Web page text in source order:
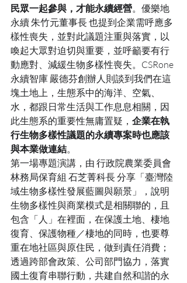
民眾一起參與，才能永續經營。優樂地
永續 朱竹元董事長 也提到企業需呼應多
樣性喪失，並對此議題注重與落實，以
喚起大眾對迫切與重要，並呼籲要有行
動應對、減緩生物多樣性喪失。CSRone
永續智庫 嚴德芬創辦人則談到我們在這
塊土地上，生態系中的海洋、空氣、
水，都跟日常生活與工作息息相關，因
此生態系的重要性無庸置疑， 企業在執
行生物多樣性議題的永續專案時也應該
與本業做連結。
第一場專題演講，由 行政院農業委員會
林務局保育組 石芝菁科長 分享「臺灣陸
域生物多樣性發展藍圖與願景」，說明
生物多樣性與商業模式是相關聯的，且
包含「人」在裡面，在保護土地、棲地
復育、保護物種／棲地的同時，也要尊
重在地社區與原住民，做到責任消費；
透過跨部會政策、公司部門協力，落實
國土復育串聯行動，共建自然和諧的永